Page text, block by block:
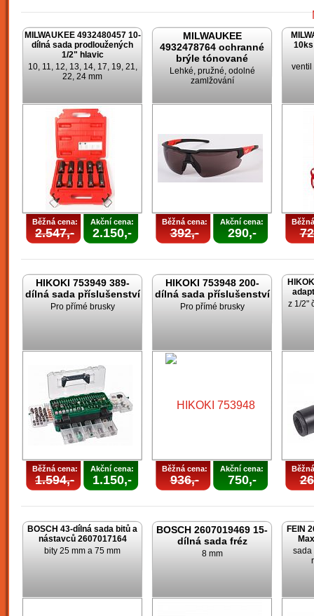
MILWAUKEE 4932480457 10-
dílná sada prodloužených
1/2" hlavic
10, 11, 12, 13, 14, 17, 19, 21,
22, 24 mm
Běžná cena:
2.547,-
Akční cena:
2.150,-
MILWAUKEE
4932478764 ochranné
brýle tónované
Lehké, pružné, odolné
zamlžování
Běžná cena:
392,-
Akční cena:
290,-
ventil
HIKOKI 753949 389-
dílná sada příslušenství
Pro přímé brusky
Běžná cena:
1.594,-
Akční cena:
1.150,-
HIKOKI 753948 200-
dílná sada příslušenství
Pro přímé brusky
Běžná cena:
936,-
Akční cena:
750,-
z 1/2"
BOSCH 43-dílná sada bitů a
nástavců 2607017164
bity 25 mm a 75 mm
BOSCH 2607019469 15-
dílná sada fréz
8 mm
FEIN
sada